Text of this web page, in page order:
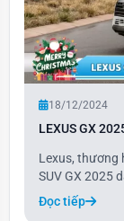
18/12/2024
LEXUS GX
Lexus, thương
SUV GX 2025
là bản nâng
nhiều trang bị
Đọc tiếp